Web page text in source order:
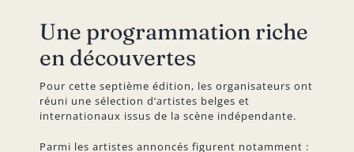
Une programmation riche
en découvertes
Pour cette septième édition, les organisateurs ont
réuni une sélection d’artistes belges et
internationaux issus de la scène indépendante.
Parmi les artistes annoncés figurent notamment :